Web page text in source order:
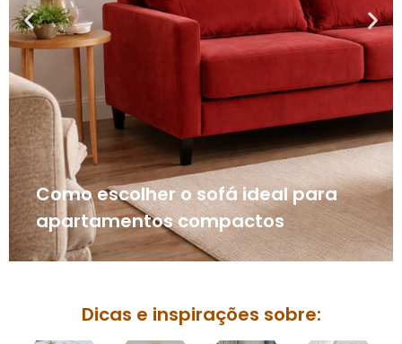
Como escolher o sofá ideal para
apartamentos compactos
Dicas e inspirações sobre: